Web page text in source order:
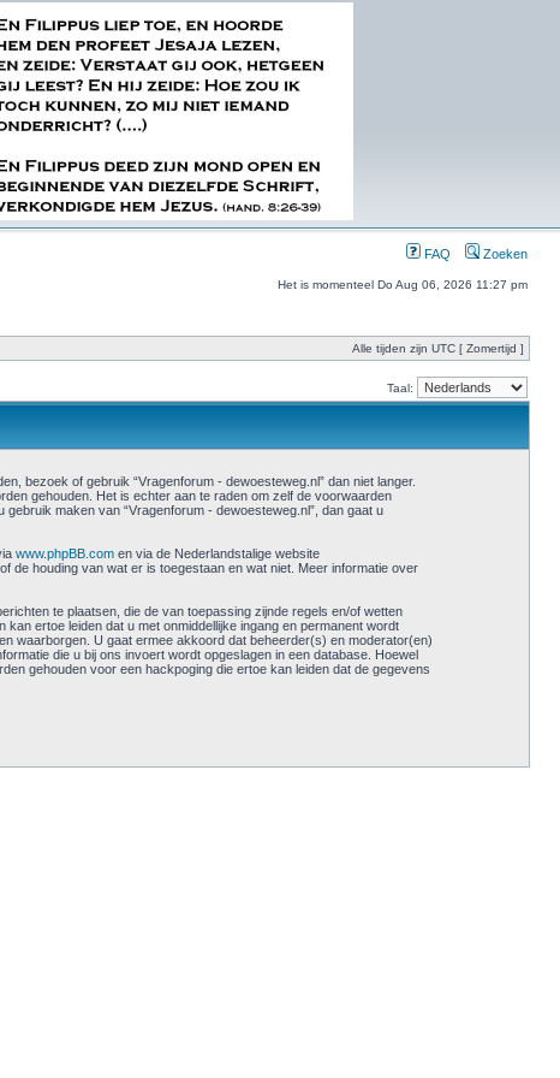
FAQ Zoeken
Het is momenteel Do Aug 06, 2026 11:27 pm
Alle tijden zijn UTC [ Zomertijd ]
Taal:
bezoek of gebruik “Vragenforum - dewoesteweg.nl” dan niet langer.
gehouden. Het is echter aan te raden om zelf de voorwaarden
maken van “Vragenforum - dewoesteweg.nl”, dan gaat u
www.phpBB.comen via de Nederlandstalige website
de houding van wat er is toegestaan en wat niet. Meer informatie over
te plaatsen, die de van toepassing zijnde regels en/of wetten
ertoe leiden dat u met onmiddellijke ingang en permanent wordt
waarborgen. U gaat ermee akkoord dat beheerder(s) en moderator(en)
die u bij ons invoert wordt opgeslagen in een database. Hoewel
gehouden voor een hackpoging die ertoe kan leiden dat de gegevens